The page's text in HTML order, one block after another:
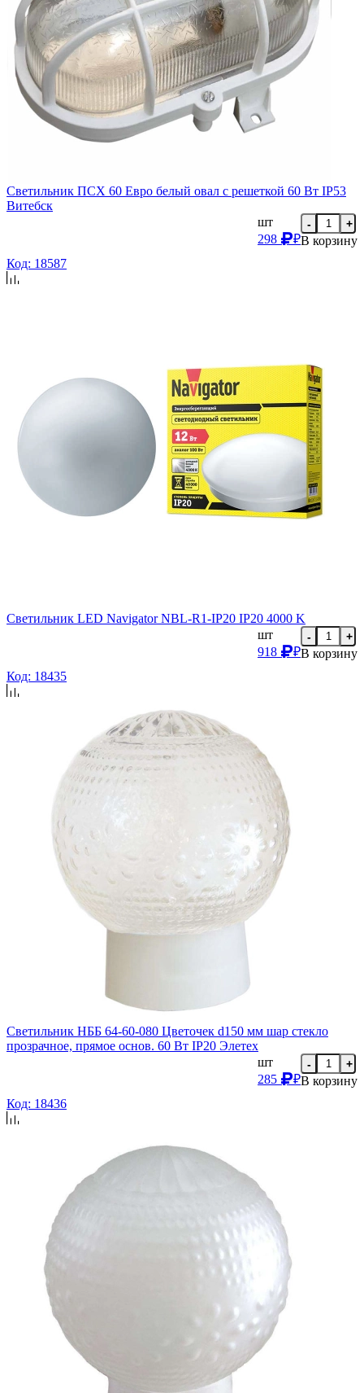
Светильник ПСХ 60 Евро белый овал с решеткой 60 Вт IP53
Витебск
шт
298
₽
- +
В корзину
Код: 18587
Светильник LED Navigator NBL-R1-IP20 IP20 4000 K
шт
918
₽
- +
В корзину
Код: 18435
Светильник НББ 64-60-080 Цветочек d150 мм шар стекло
прозрачное, прямое основ. 60 Вт IP20 Элетех
шт
285
₽
- +
В корзину
Код: 18436